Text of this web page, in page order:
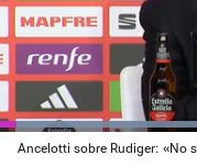
0:01
Loaded
El
Ancelotti sobre Rudiger: «No